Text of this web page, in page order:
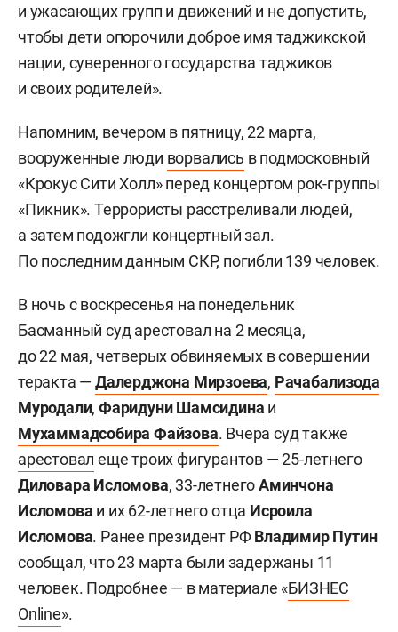
и ужасающих групп и движений и не допустить,
чтобы дети опорочили доброе имя таджикской
нации, суверенного государства таджиков
и своих родителей».
Напомним, вечером в пятницу, 22 марта,
вооруженные люди ворвались в подмосковный
«Крокус Сити Холл» перед концертом рок-группы
«Пикник». Террористы расстреливали людей,
а затем подожгли концертный зал.
По последним данным СКР, погибли 139 человек.
В ночь с воскресенья на понедельник
Басманный суд арестовал на 2 месяца,
до 22 мая, четверых обвиняемых в совершении
теракта —Далерджона Мирзоева, Рачабализода
Муродали,Фаридуни Шамсидина и
Мухаммадсобира Файзова. Вчера суд также
арестовал еще троих фигурантов — 25-летнего
Диловара Исломова, 33-летнегоАминчона
Исломова и их 62-летнего отца Исроила
Исломова. Ранее президент РФВладимир Путин
сообщал, что 23 марта были задержаны 11
человек. Подробнее — в материале «БИЗНЕС
Online».